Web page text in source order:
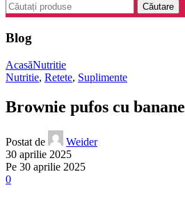
Căutare
Blog
AcasăNutritie
Nutritie, Retete, Suplimente
Brownie pufos cu banane
Postat de
Weider
30 aprilie 2025
Pe 30 aprilie 2025
0